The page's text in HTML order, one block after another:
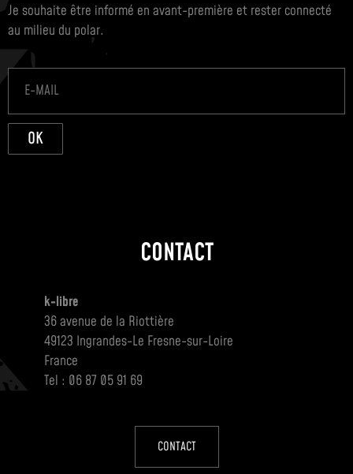
Je souhaite être informé en avant-première et rester connecté
au milieu du polar.
OK
CONTACT
k-libre
36 avenue de la Riottière
49123 Ingrandes-Le Fresne-sur-Loire
France
Tel : 06 87 05 91 69
CONTACT